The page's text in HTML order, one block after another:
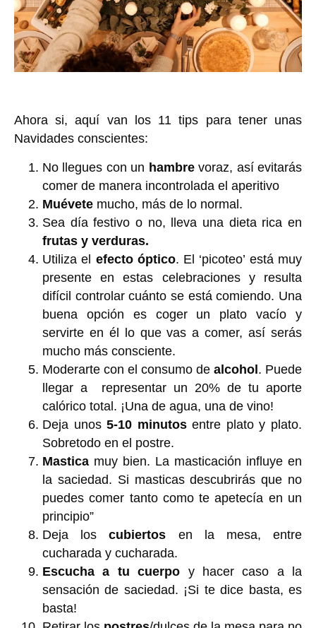
Ahora si, aquí van los 11 tips para tener unas
Navidades conscientes:
No llegues con un hambrevoraz, así evitarás
comer de manera incontrolada el aperitivo
Muévete mucho, más de lo normal.
Sea día festivo o no, lleva una dieta rica en
frutas y verduras.
Utiliza el efecto óptico. El ‘picoteo’ está muy
presente en estas celebraciones y resulta
difícil controlar cuánto se está comiendo. Una
buena opción es coger un plato vacío y
servirte en él lo que vas a comer, así serás
mucho más consciente.
Moderarte con el consumo de alcohol. Puede
llegar a representar un 20% de tu aporte
calórico total. ¡Una de agua, una de vino!
Deja unos5-10 minutosentre plato y plato.
Sobretodo en el postre.
Mastica muy bien. La masticación influye en
la saciedad. Si masticas descubrirás que no
puedes comer tanto como te apetecía en un
principio”
Deja loscubiertos en la mesa, entre
cucharada y cucharada.
Escucha a tu cuerpo y hacer caso a la
sensación de saciedad. ¡Si te dice basta, es
basta!